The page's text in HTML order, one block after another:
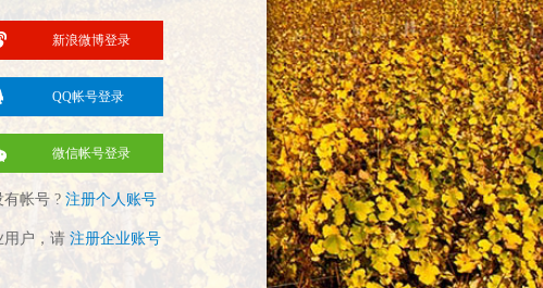
新浪微博登录
QQ帐号登录
微信帐号登录
有帐号 ? 注册个人账号
用户，请 注册企业账号